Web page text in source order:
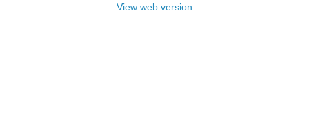
View web version